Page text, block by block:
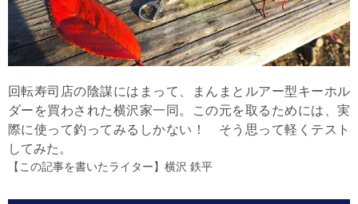
回転寿司店の陰謀にはまって、まんまとルアー型キーホル
ダーを買わされた横沢家一同。この元を取るためには、実
際に使って釣ってみるしかない！ そう思って軽くテスト
してみた。
【この記事を書いたライター】 横沢 鉄平